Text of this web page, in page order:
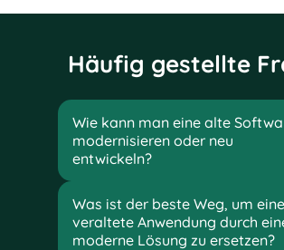
Häufig gestellte
Wie kann man eine alte
modernisieren oder neu
entwickeln?
Was ist der beste Weg, um eine
veraltete Anwendung durch
moderne Lösung zu ersetzen?